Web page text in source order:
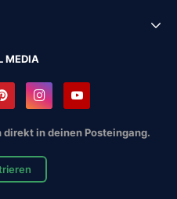
MEDIA
in deinen Posteingang.